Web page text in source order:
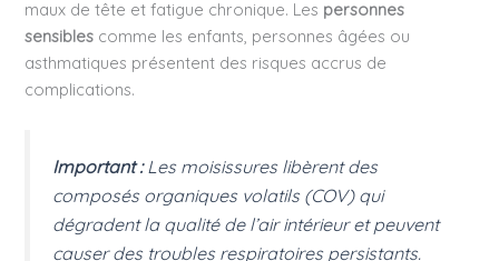
maux de tête et fatigue chronique. Les personnes
sensibles comme les enfants, personnes âgées ou
asthmatiques présentent des risques accrus de
complications.
Important :Les moisissures libèrent des
composés organiques volatils (COV) qui
dégradent la qualité de l’air intérieur et peuvent
causer des troubles respiratoires persistants.